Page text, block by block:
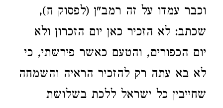
וכבר עמדו על זה רמב"ן (לפסוק ח),
שכתב: לא הזכיר כאן יום הזכרון ולא
יום הכפורים, והטעם כאשר פירשתי, כי
לא בא עתה רק להזכיר הראיה והשמחה
שחייבין כל ישראל ללכת בשלושת